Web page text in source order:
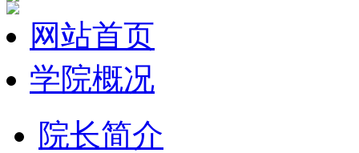
网站首页
学院概况
院长简介